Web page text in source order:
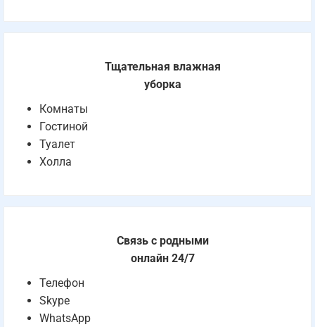
Тщательная влажная
уборка
Комнаты
Гостиной
Туалет
Холла
Связь с родными
онлайн 24/7
Телефон
Skype
WhatsApp